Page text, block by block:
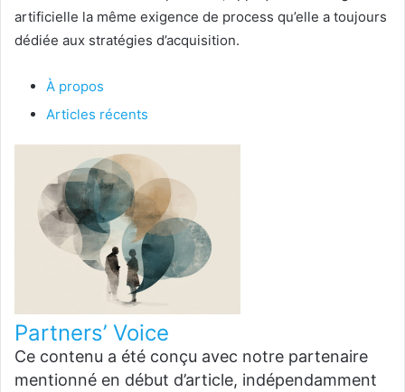
artificielle la même exigence de process qu’elle a toujours
dédiée aux stratégies d’acquisition.
À propos
Articles récents
Partners’ Voice
Ce contenu a été conçu avec notre partenaire
mentionné en début d’article, indépendamment